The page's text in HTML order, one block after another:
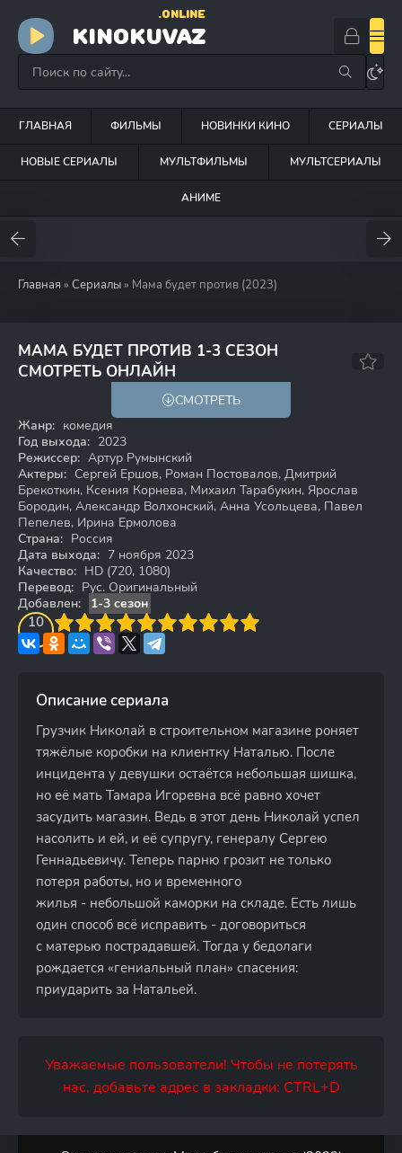
KINOKUVAZ
.ONLINE
ГЛАВНАЯ ФИЛЬМЫ НОВИНКИ КИНО СЕРИАЛЫ
НОВЫЕ СЕРИАЛЫ МУЛЬТФИЛЬМЫ МУЛЬТСЕРИАЛЫ
АНИМЕ
Главная » Сериалы » Мама будет против (2023)
МАМА БУДЕТ ПРОТИВ 1-3 СЕЗОН
СМОТРЕТЬ ОНЛАЙН
7.8
СМОТРЕТЬ
Жанр: комедия
Год выхода: 2023
Режиссер: Артур Румынский
Актеры: Сергей Ершов, Роман Постовалов, Дмитрий
Брекоткин, Ксения Корнева, Михаил Тарабукин, Ярослав
Бородин, Александр Волхонский, Анна Усольцева, Павел
Пепелев, Ирина Ермолова
Страна: Россия
Дата выхода: 7 ноября 2023
Качество: HD (720, 1080)
Перевод: Рус. Оригинальный
Добавлен:
1-3 сезон
10
4 5 6 7 8 9 10
Описание сериала
Грузчик Николай в строительном магазине роняет
тяжёлые коробки на клиентку Наталью. После
инцидента у девушки остаётся небольшая шишка,
но её мать Тамара Игоревна всё равно хочет
засудить магазин. Ведь в этот день Николай успел
насолить и ей, и её супругу, генералу Сергею
Геннадьевичу. Теперь парню грозит не только
потеря работы, но и временного
жилья - небольшой каморки на складе. Есть лишь
один способ всё исправить - договориться
с матерью пострадавшей. Тогда у бедолаги
рождается «гениальный план» спасения:
приударить за Натальей.
Уважаемые пользователи! Чтобы не потерять
нас, добавьте адрес в закладки: CTRL+D